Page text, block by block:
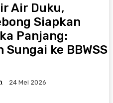
Air Duku,
Siapkan
Panjang:
ke BBWSS
24 Mei 2026